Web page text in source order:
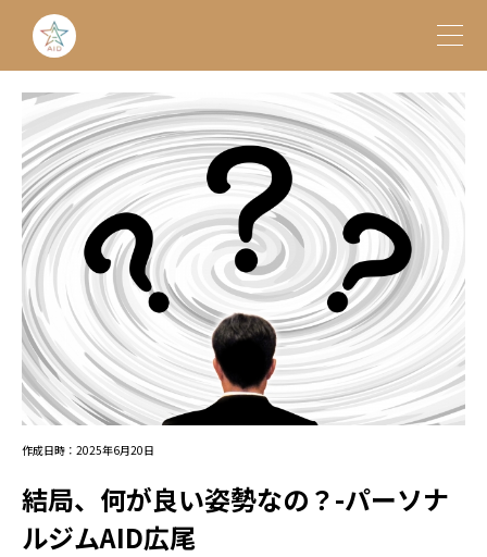
作成日時：2025年6月20日
結局、何が良い姿勢なの？-パーソナ
ルジムAID広尾